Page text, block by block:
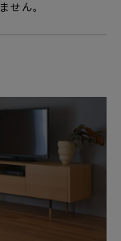
せん。